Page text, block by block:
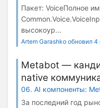
Пакет: VoiceПолное
высокоур...
Artem Garashko обновил
Metabot —
native
06. AI компоненты:
За последний год